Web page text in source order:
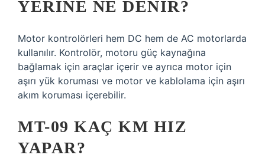
YERINE NE DENIR?
Motor kontrolörleri hem DC hem de AC motorlarda
kullanılır. Kontrolör, motoru güç kaynağına
bağlamak için araçlar içerir ve ayrıca motor için
aşırı yük koruması ve motor ve kablolama için aşırı
akım koruması içerebilir.
MT-09 KAÇ KM HIZ
YAPAR?